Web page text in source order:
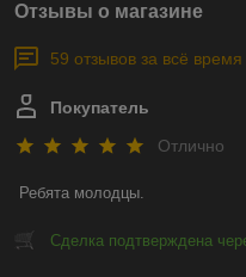
Отзывы о магазине
59 отзывов за всё время
Покупатель
Отлично
Ребята молодцы.
Сделка подтверждена